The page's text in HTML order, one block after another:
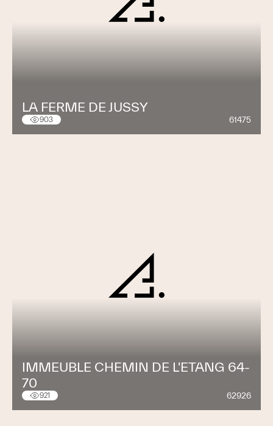
LA FERME DE JUSSY
903 61475
IMMEUBLE CHEMIN DE L'ETANG 64-
70
921 62926